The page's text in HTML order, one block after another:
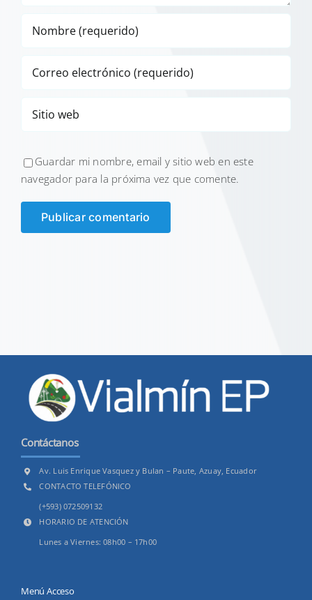
Guardar mi nombre, email y sitio web en este
navegador para la próxima vez que comente.
Contáctanos
Av. Luis Enrique Vasquez y Bulan – Paute, Azuay, Ecuador
CONTACTO TELEFÓNICO
(+593) 072509132
HORARIO DE ATENCIÓN
Lunes a Viernes: 08h00 – 17h00
Menú Acceso